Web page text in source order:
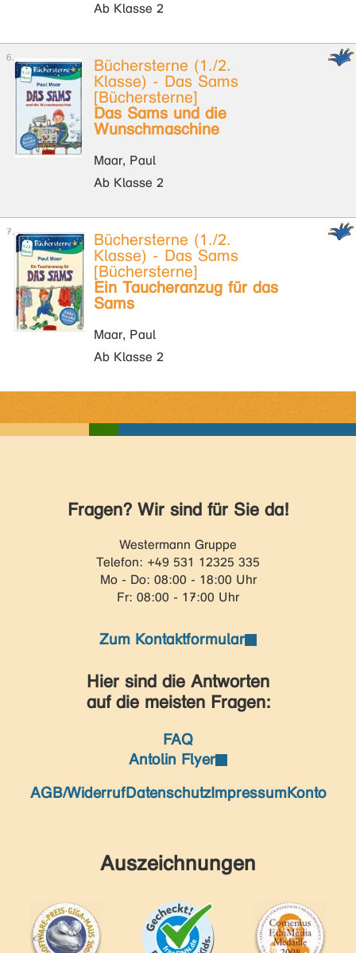
Ab Klasse 2
Büchersterne (1./2.
Klasse) - Das Sams
[Büchersterne]
Das Sams und die
Wunschmaschine
Maar, Paul
Ab Klasse 2
Büchersterne (1./2.
Klasse) - Das Sams
[Büchersterne]
Ein Taucheranzug für das
Sams
Maar, Paul
Ab Klasse 2